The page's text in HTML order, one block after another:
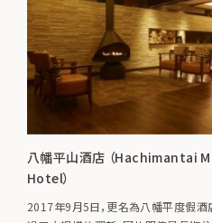
八幡平山酒店 （Hachimantai
Hotel）
2017年9月5日，更名為八幡平度假酒